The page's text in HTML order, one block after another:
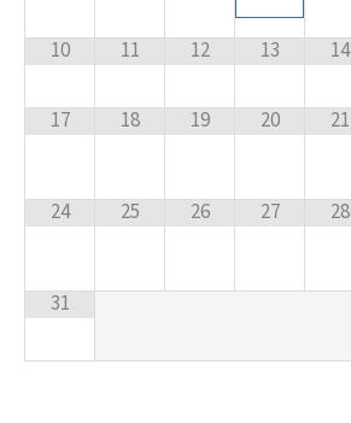
10 11 12 13 14
17 18 19 20 21
24 25 26 27 28
31